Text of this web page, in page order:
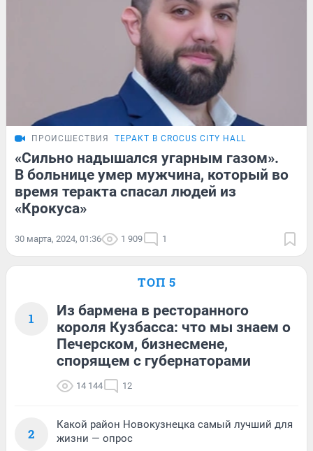
ПРОИСШЕСТВИЯ ТЕРАКТ В CROCUS CITY HALL
«Сильно надышался угарным газом».
В больнице умер мужчина, который во
время теракта спасал людей из
«Крокуса»
30 марта, 2024, 01:36 1 909 1
ТОП 5
1
Из бармена в ресторанного
короля Кузбасса: что мы знаем о
Печерском, бизнесмене,
спорящем с губернаторами
14 144 12
2
Какой район Новокузнецка самый лучший для
жизни — опрос